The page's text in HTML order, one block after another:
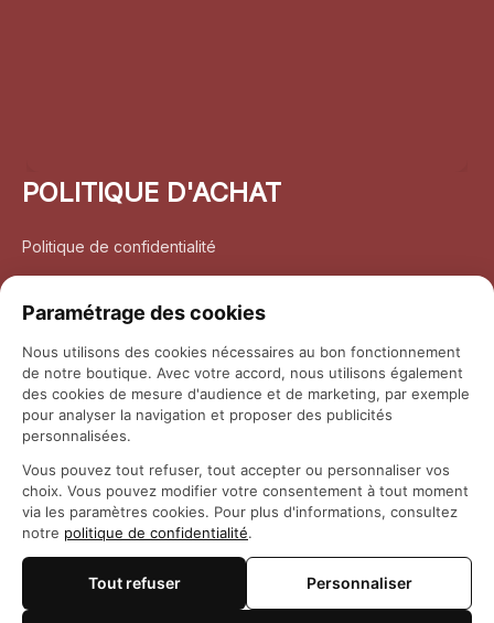
POLITIQUE D'ACHAT
Politique de confidentialité
Politique de retour et remboursement
Coordonnées
Questions fréquemment posées
© 2026 Maison Otaku
Paramétrage des cookies
Nous utilisons des cookies nécessaires au bon fonctionnement
de notre boutique. Avec votre accord, nous utilisons également
des cookies de mesure d'audience et de marketing, par exemple
pour analyser la navigation et proposer des publicités
personnalisées.
Vous pouvez tout refuser, tout accepter ou personnaliser vos
choix. Vous pouvez modifier votre consentement à tout moment
via les paramètres cookies. Pour plus d'informations, consultez
notre politique de confidentialité.
Tout refuser Personnaliser